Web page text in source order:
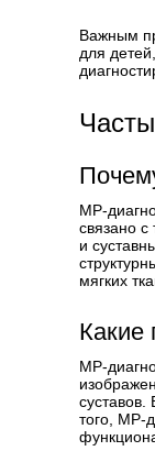
Важным
для
МР-
связано с
и
мягких
Какие
МР-
того, МР-